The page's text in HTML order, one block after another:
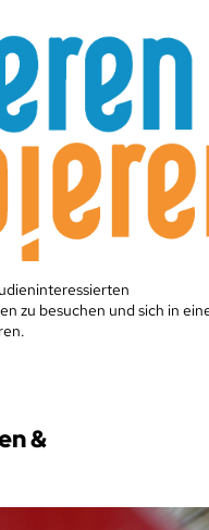
zu besuchen und sich in
&